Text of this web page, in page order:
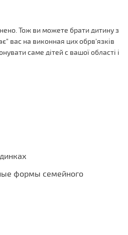
Тож ви можете брати дитину з
вас на виконная цих обрв'язків
саме дітей с вашої області і
формы семейного